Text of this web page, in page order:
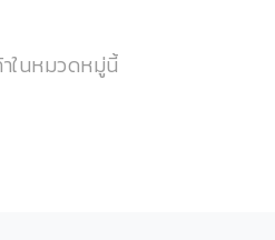
ในหมวดหมู่นี้